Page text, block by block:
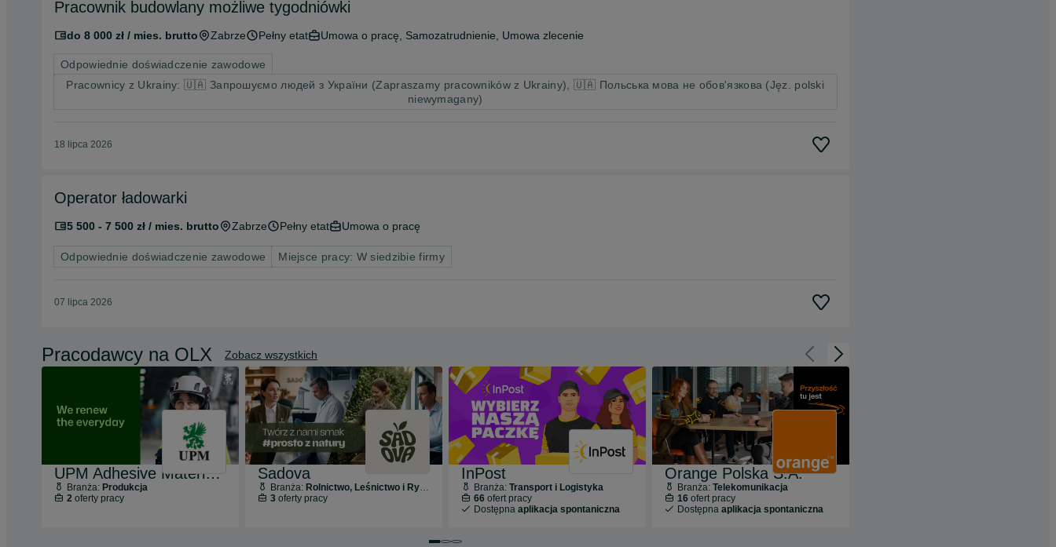
Pracownik budowlany możliwe tygodniówki
do 8 000 zł / mies. brutto Zabrze Pełny etat Umowa o pracę, Samozatrudnienie, Umowa zlecenie
Odpowiednie doświadczenie zawodowe
Pracownicy z Ukrainy: 🇺🇦 Запрошуємо людей з України (Zapraszamy pracowników z Ukrainy), 🇺🇦 Польська мова не обов'язкова (Jęz. polski
niewymagany)
18 lipca 2026
Operator ładowarki
5 500 - 7 500 zł / mies. brutto Zabrze Pełny etat Umowa o pracę
Odpowiednie doświadczenie zawodowe Miejsce pracy: W siedzibie firmy
07 lipca 2026
Pracodawcy na OLX Zobacz wszystkich Cofnij do slajdu 1 z 3
Przejdź do slajdu 2 z 3
UPM Adhesive Materials (UPM Raflatac)
Branża: Produkcja
2oferty pracy
Sadova
Branża: Rolnictwo, Leśnictwo i Rybołówstwo
3oferty pracy
InPost
Branża: Transport i Logistyka
66 ofert pracy
Dostępna aplikacja spontaniczna
Orange Polska S.A.
Branża: Telekomunikacja
16 ofert pracy
Dostępna aplikacja spontaniczna